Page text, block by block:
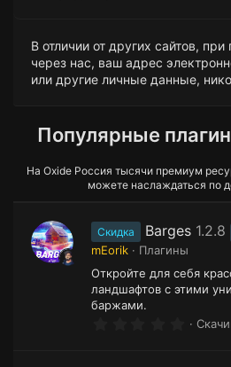
В отличии от других сайтов, при
через нас, ваш адрес
или другие личные данные,
Популярные
На Oxide Россия тысячи премиум
можете наслаждаться по
Скидка Barges 1.2.8
mEorik
Плагины
Откройте для себя
ландшафтов с этими
баржами.
0